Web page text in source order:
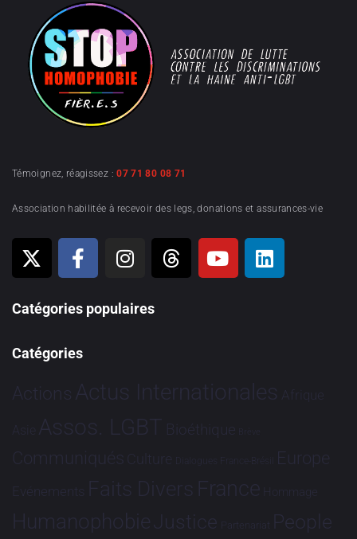
Témoignez, réagissez :07 71 80 08 71
Association habilitée à recevoir des legs, donations et assurances-vie
Catégories populaires
Catégories
Actions Actus Internationales Afrique
Asie Assos. LGBT Bioéthique Brève
Communiqués Culture Dialogues France-Brésil Europe
Evénements Faits Divers France Hommage
HumanophobieJustice Partenariat People